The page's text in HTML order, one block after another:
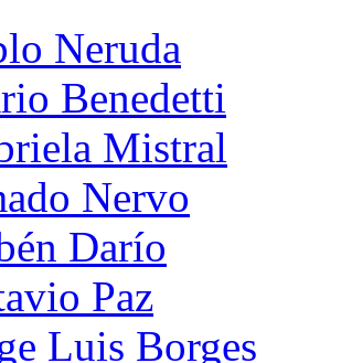
Neruda
Benedetti
Mistral
Nervo
Darío
Paz
Luis Borges